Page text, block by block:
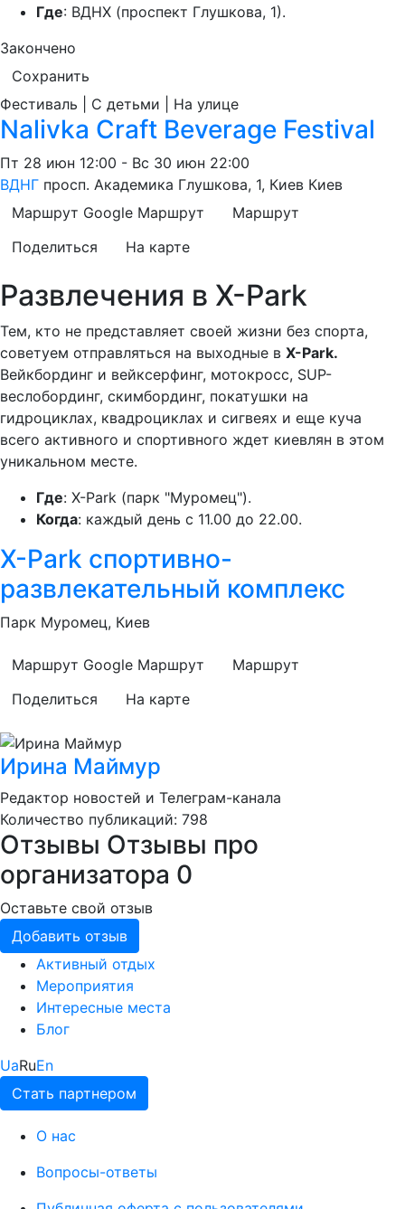
Где: ВДНХ (проспект Глушкова, 1).
Закончено
Сохранить
Фестиваль | С детьми | На улице
Nalivka Craft Beverage Festival
Пт 28 июн 12:00 - Вс 30 июн 22:00
ВДНГ просп. Академика Глушкова, 1, Киев Киев
Маршрут Google Маршрут
Маршрут
Поделиться
На карте
Развлечения в X-Park
Тем, кто не представляет своей жизни без спорта,
советуем отправляться на выходные в X-Park.
Вейкбординг и вейксерфинг, мотокросс, SUP-
веслобординг, скимбординг, покатушки на
гидроциклах, квадроциклах и сигвеях и еще кучa
всего активного и спортивного ждет киевлян в этом
уникальном месте.
Где: X-Park (парк "Муромец").
Когда: каждый день с 11.00 до 22.00.
X-Park спортивно-
развлекательный комплекс
Парк Муромец, Киев
Маршрут Google Маршрут
Маршрут
Поделиться
На карте
Ирина Маймур
Редактор новостей и Телеграм-канала
Количество публикаций: 798
Отзывы Отзывы про
организатора 0
Оставьте свой отзыв
Добавить отзыв
Активный отдых
Мероприятия
Интересные места
Блог
UaRuEn
Стать партнером
О нас
Вопросы-ответы